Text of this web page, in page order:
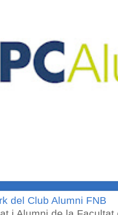
del Club Alumni FNB